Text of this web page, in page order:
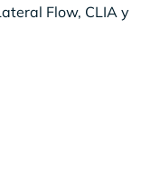
Flow, CLIA y